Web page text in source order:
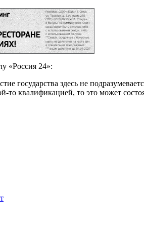
«Россия 24»:
здесь не
то квалификацией, то это может